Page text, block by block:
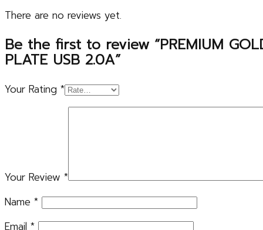
There are no reviews yet.
Be the first to review “PREMIUM
PLATE USB 2.0A”
Your Rating *
Your Review *
Name *
Email *